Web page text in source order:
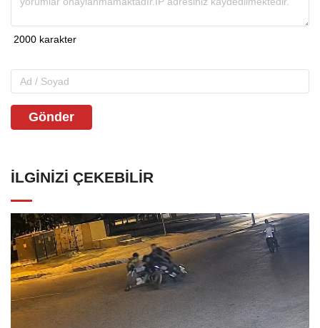
Gönder
İLGINIZI ÇEKEBILIR